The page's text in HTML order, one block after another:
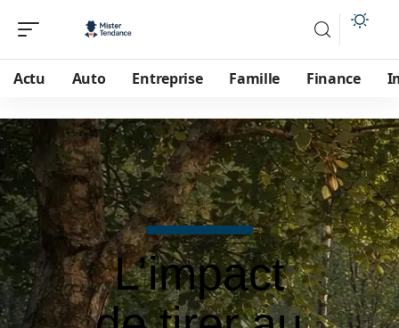
Actu Auto Entreprise Famille Finance
L’impact